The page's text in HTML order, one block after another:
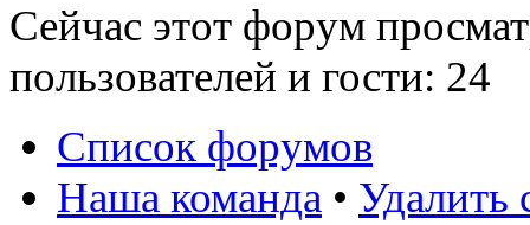
Сейчас этот форум
пользователей и гости: 24
Список форумов
Наша команда • Удалить